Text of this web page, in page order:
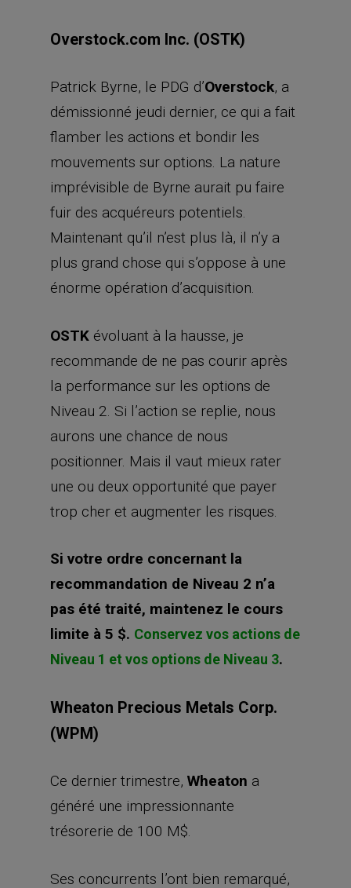
Overstock.com Inc. (OSTK)
Patrick Byrne, le PDG d’Overstock, a
démissionné jeudi dernier, ce qui a fait
flamber les actions et bondir les
mouvements sur options. La nature
imprévisible de Byrne aurait pu faire
fuir des acquéreurs potentiels.
Maintenant qu’il n’est plus là, il n’y a
plus grand chose qui s’oppose à une
énorme opération d’acquisition.
OSTK évoluant à la hausse, je
recommande de ne pas courir après
la performance sur les options de
Niveau 2. Si l’action se replie, nous
aurons une chance de nous
positionner. Mais il vaut mieux rater
une ou deux opportunité que payer
trop cher et augmenter les risques.
Si votre ordre concernant la
recommandation de Niveau 2 n’a
pas été traité, maintenez le cours
limite à 5 $. Conservez vos actions de
Niveau 1 et vos options de Niveau 3.
Wheaton Precious Metals Corp.
(WPM)
Ce dernier trimestre, Wheaton a
généré une impressionnante
trésorerie de 100 M$.
Ses concurrents l’ont bien remarqué,